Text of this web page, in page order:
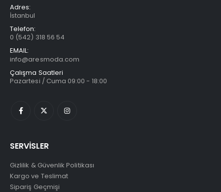
Adres:
İstanbul
Telefon:
0 (542) 318 56 54
EMAIL:
info@aresmoda.com
Çalışma Saatleri
Pazartesi / Cuma 09:00 - 18:00
SERVİSLER
Gizlilik & Güvenlik Politikası
Kargo ve Teslimat
Sipariş Geçmişi